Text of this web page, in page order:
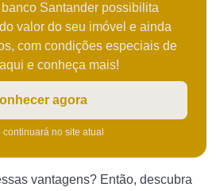
Santander possibilita
valor do seu imóvel e ainda
com condições especiais de
e conheça mais!
agora
continuará no site atual
vantagens? Então, descubra